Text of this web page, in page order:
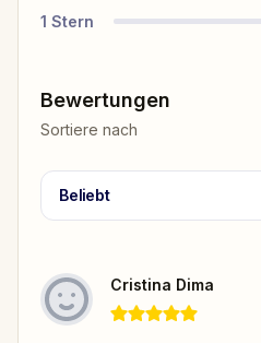
1 Stern
Bewertungen
Sortiere nach
Beliebt
Cristina Dima